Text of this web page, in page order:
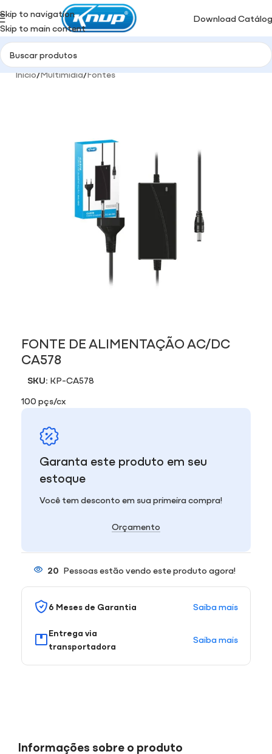
Skip to navigation
Skip to main content
Download
Início/Multimidia/Fontes
FONTE DE ALIMENTAÇÃO AC/DC
CA578
SKU: KP-CA578
100 pçs/cx
Garanta este produto em seu
estoque
Você tem desconto em sua primeira compra!
Orçamento
20 Pessoas estão vendo este produto agora!
6 Meses de Garantia Saiba mais
Entrega via
transportadora
Saiba mais
Informações sobre o produto